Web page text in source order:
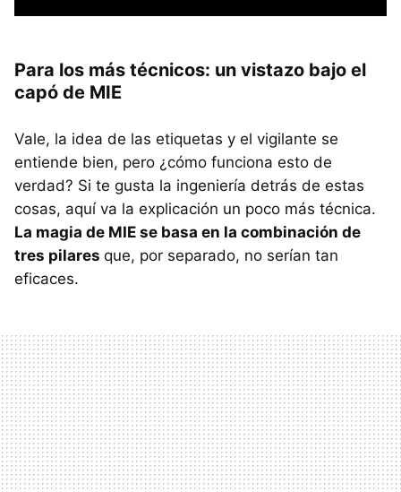
Para los más técnicos: un vistazo bajo el
capó de MIE
Vale, la idea de las etiquetas y el vigilante se
entiende bien, pero ¿cómo funciona esto de
verdad? Si te gusta la ingeniería detrás de estas
cosas, aquí va la explicación un poco más técnica.
La magia de MIE se basa en la combinación de
tres pilares que, por separado, no serían tan
eficaces.